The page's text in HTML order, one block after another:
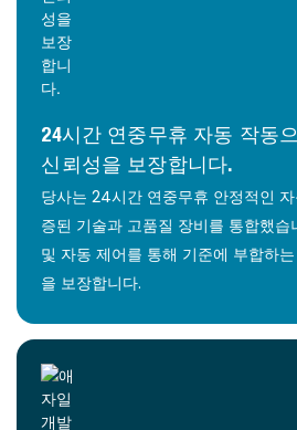
24시간 연중무휴 자동 작동
신뢰성을 보장합니다.
당사는 24시간 연중무휴 안정적인
증된 기술과 고품질 장비를 통합했습
및 자동 제어를 통해 기준에 부합하
을 보장합니다.